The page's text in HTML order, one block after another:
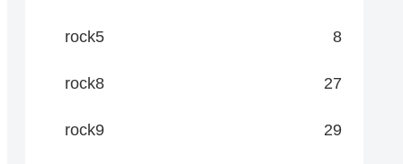
rock5 8
rock8 27
rock9 29